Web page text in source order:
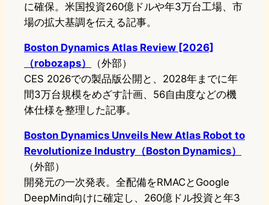
に確保。米国投資260億ドルや年3万台工場、市
場の拡大基調を伝える記事。
Boston Dynamics Atlas Review [2026]
（robozaps）
（外部）
CES 2026での製品版公開と、2028年までに年
間3万台規模をめざす計画、56自由度などの機
体仕様を整理した記事。
Boston Dynamics Unveils New Atlas Robot to
Revolutionize Industry（Boston Dynamics）
（外部）
開発元の一次発表。全配備をRMACとGoogle
DeepMind向けに確定し、260億ドル投資と年3